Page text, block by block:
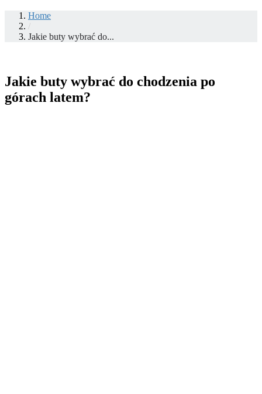
Home
/
Jakie buty wybrać do...
Jakie buty wybrać do chodzenia po
górach latem?